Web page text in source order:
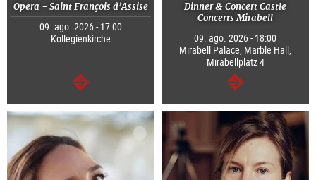
Opera - Saint François d’Assise
09. ago. 2026 - 17:00
Kollegienkirche
segue
Dinner & Concert Castle
Concerts Mirabell
09. ago. 2026 - 18:00
Mirabell Palace, Marble Hall,
Mirabellplatz 4
segue